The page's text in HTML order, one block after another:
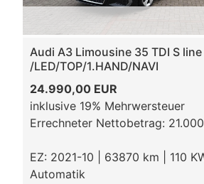
Audi A3 Limousine 35 TDI S line
/LED/TOP/1.HAND/NAVI
24.990,00 EUR
inklusive 19% Mehrwersteuer
Errechneter Nettobetrag:
EZ: 2021-10 | 63870 km | 110
Automatik